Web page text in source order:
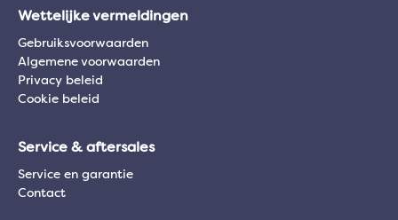
Wettelijke vermeldingen
Gebruiksvoorwaarden
Algemene voorwaarden
Privacy beleid
Cookie beleid
Service & aftersales
Service en garantie
Contact